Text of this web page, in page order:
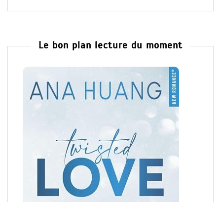
Le bon plan lecture du moment